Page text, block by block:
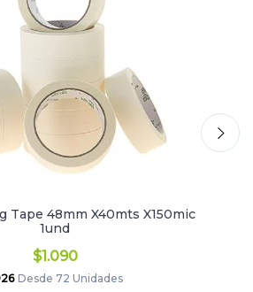
Tape 48mm X40mts X150mic
1und
$1.090
Desde 72 Unidades